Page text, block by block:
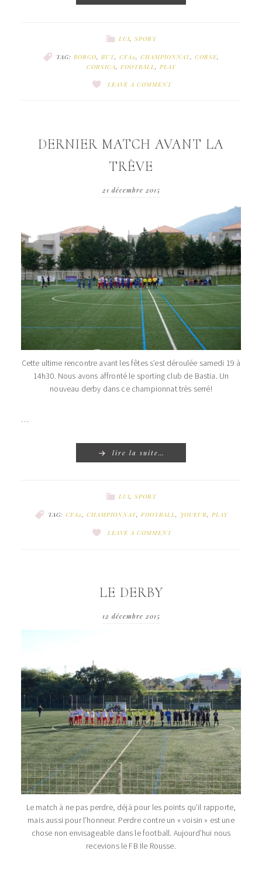
LUI, SPORT
TAG: BORGO BUT CFA2 CHAMPIONNAT CORSE
CORSICA
FOOTBALL PLAY
LEAVE A COMMENT
DERNIER MATCH AVANT LA
TRÊVE
21 décembre 2015
Cette ultime rencontre avant les fêtes s’est déroulée samedi 19 à
14h30. Nous avons affronté le sporting club de Bastia. Un
nouveau derby dans ce championnat très serré!
…
lire la suite…
LUI, SPORT
TAG: CFA2, CHAMPIONNAT, FOOTBALL, JOUEUR, PLAY
LEAVE A COMMENT
LE DERBY
12 décembre 2015
Le match à ne pas perdre, déjà pour les points qu’il rapporte,
mais aussi pour l’honneur. Perdre contre un « voisin » est une
chose non envisageable dans le football. Aujourd’hui nous
recevions le FB Ile Rousse.